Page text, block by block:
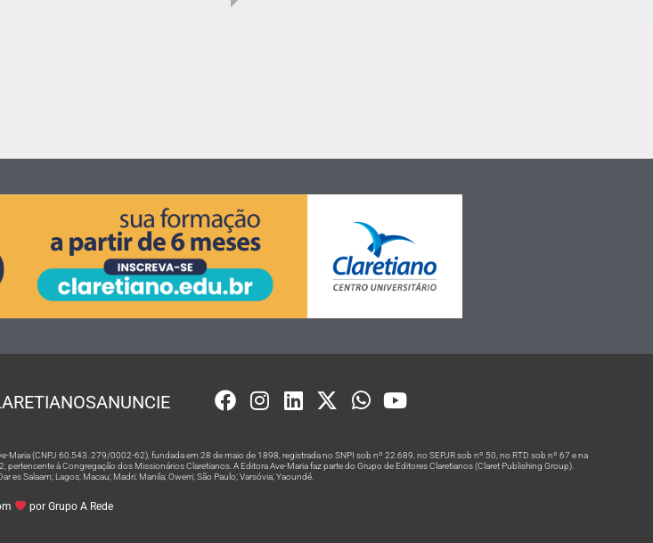
ANUNCIE
Maria (CNPJ 60.543. 279/0002-62), fundada em 28 de maio de 1898, registrada no SNPI sob nº 22.689, no SEPJR sob nº 50, no RTD sob nº 67 e na
pertencente à Congregação dos Missionários Claretianos. A Editora Ave-Maria faz parte do Grupo de Editores Claretianos (Claret Publishing Group).
es Salaam; Lagos; Macau; Madri; Manila; Owerri; São Paulo; Varsóvia; Yaoundé.
por Grupo A Rede